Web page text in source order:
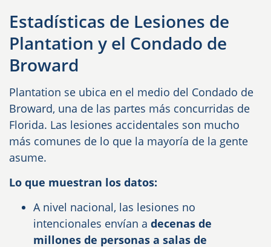
Estadísticas de Lesiones de
Plantation y el Condado de
Broward
Plantation se ubica en el medio del Condado de
Broward, una de las partes más concurridas de
Florida. Las lesiones accidentales son mucho
más comunes de lo que la mayoría de la gente
asume.
Lo que muestran los datos:
A nivel nacional, las lesiones no
intencionales envían a decenas de
millones de personas a salas de